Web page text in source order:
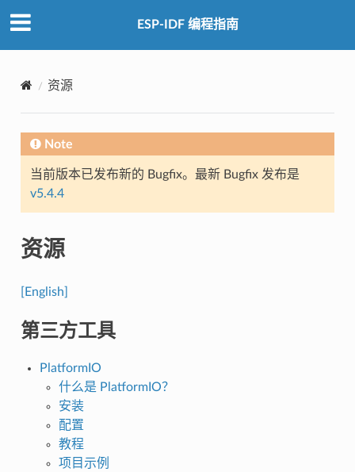
ESP-IDF 编程指南
资源
Note
当前版本已发布新的 Bugfix。最新 Bugfix 发布是
v5.4.4
资源
[English]
第三方工具
PlatformIO
什么是 PlatformIO？
安装
配置
教程
项目示例